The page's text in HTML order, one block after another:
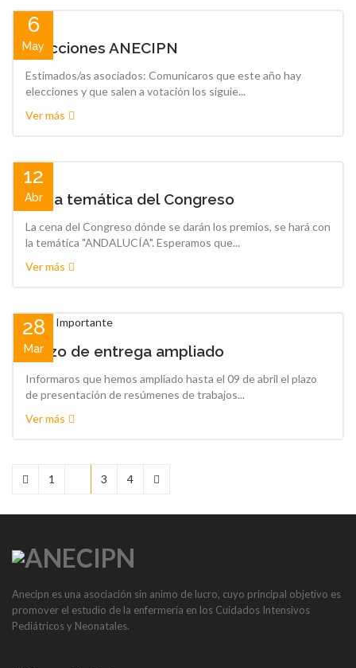
6
May
Elecciones ANECIPN
Estimados/as asociados: Comunicaros que este año hay
elecciones y que salen a votación los siguie...
Ver más
12
Abr
Cena temática del Congreso
La cena del Congreso dónde se darán los premios, se hará con
la temática "ANDALUCÍA". Esperamos que...
Ver más
28
Mar
Plazo de entrega ampliado
Informaros que hemos ampliado hasta el 09 de abril el plazo
de presentación de resúmenes de trabajos...
Ver más
1 3 4
Anecipn es una asociación sin animo de lucro, cuyo principal objetivo es
promover el estudio de la enfermería en los Cuidados Intensivos
Pediátricos y Neonatales.